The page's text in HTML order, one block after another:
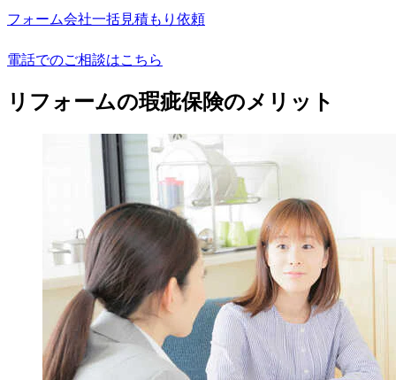
フォーム会社一括見積もり依頼
電話でのご相談はこちら
リフォームの瑕疵保険のメリット